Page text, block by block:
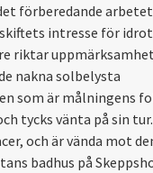
förberedande
intresse för
riktar
nakna solbelysta
som är målningens
tycks vänta på sin
och är vända mot
badhus på